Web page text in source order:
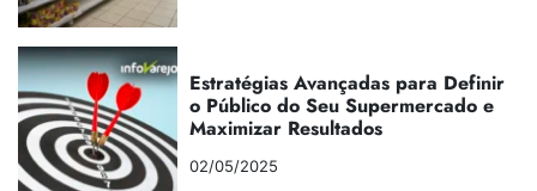
Estratégias Avançadas para Definir
o Público do Seu Supermercado e
Maximizar Resultados
02/05/2025